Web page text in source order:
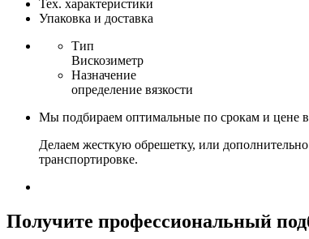
Тех. характеристики
Упаковка и доставка
Тип
Вискозиметр
Назначение
определение вязкости
Мы подбираем оптимальные по срокам и цене
Делаем жесткую обрешетку, или
транспортировке.
Получите профессиональный